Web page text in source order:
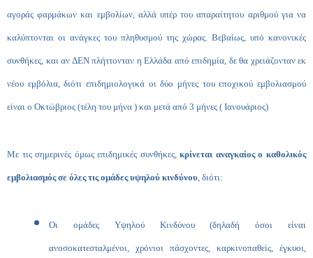
αγοράς φαρμάκων και εμβολίων, αλλά υπέρ του απαραίτητου αριθμού για να
καλύπτονται οι ανάγκες του πληθυσμού της χώρας. Βεβαίως, υπό κανονικές
συνθήκες, και αν ΔΕΝ πλήττονταν η Ελλάδα από επιδημία, δε θα χρειάζονταν εκ
νέου εμβόλια, διότι επιδημιολογικά οι δύο μήνες του εποχικού εμβολιασμού
είναι ο Οκτώβριος (τέλη του μήνα ) και μετά από 3 μήνες ( Ιανουάριος)
Με τις σημερινές όμως επιδημικές συνθήκες,κρίνεται αναγκαίος ο καθολικός
εμβολιασμός σε όλες τις ομάδες υψηλού κινδύνου, διότι:
Οι ομάδες Υψηλού Κινδύνου (δηλαδή όσοι είναι
ανοσοκατεσταλμένοι, χρόνιοι πάσχοντες, καρκινοπαθείς, έγκυοι,